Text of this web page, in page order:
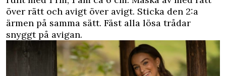
över rätt och avigt över avigt. Sticka den 2:a
ärmen på samma sätt. Fäst alla lösa trådar
snyggt på avigan.